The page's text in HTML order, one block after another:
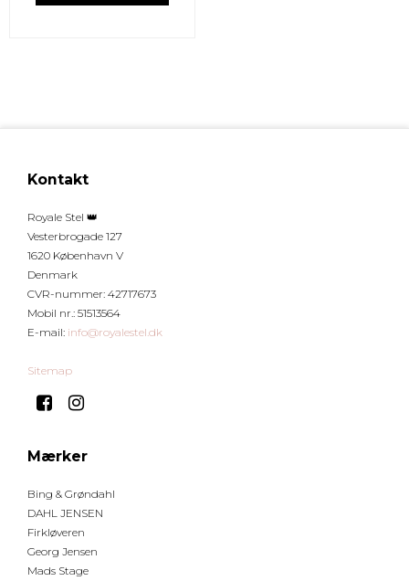
Kontakt
Royale Stel 👑
Vesterbrogade 127
1620 København V
Denmark
CVR-nummer: 42717673
Mobil nr.: 51513564
E-mail: info@royalestel.dk
Sitemap
Mærker
Bing & Grøndahl
DAHL JENSEN
Firkløveren
Georg Jensen
Mads Stage